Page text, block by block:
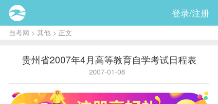
登录/注册
自考网 > 其他 > 正文
贵州省2007年4月高等教育自学考试日程表
2007-01-08